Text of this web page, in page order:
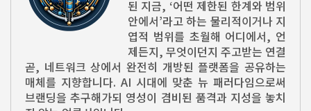
된 지금, ‘어떤 제한된 한계와 범위
안에서’라고 하는 물리적이거나 지
엽적 범위를 초월해 어디에서, 언
제든지, 무엇이던지 주고받는 연결
곧, 네트워크 상에서 완전히 개방된 플랫폼을 공유하는
매체를 지향합니다. AI 시대에 맞춘 뉴 패러다임으로써
브랜딩을 추구해가되 영성이 겸비된 품격과 지성을 놓치